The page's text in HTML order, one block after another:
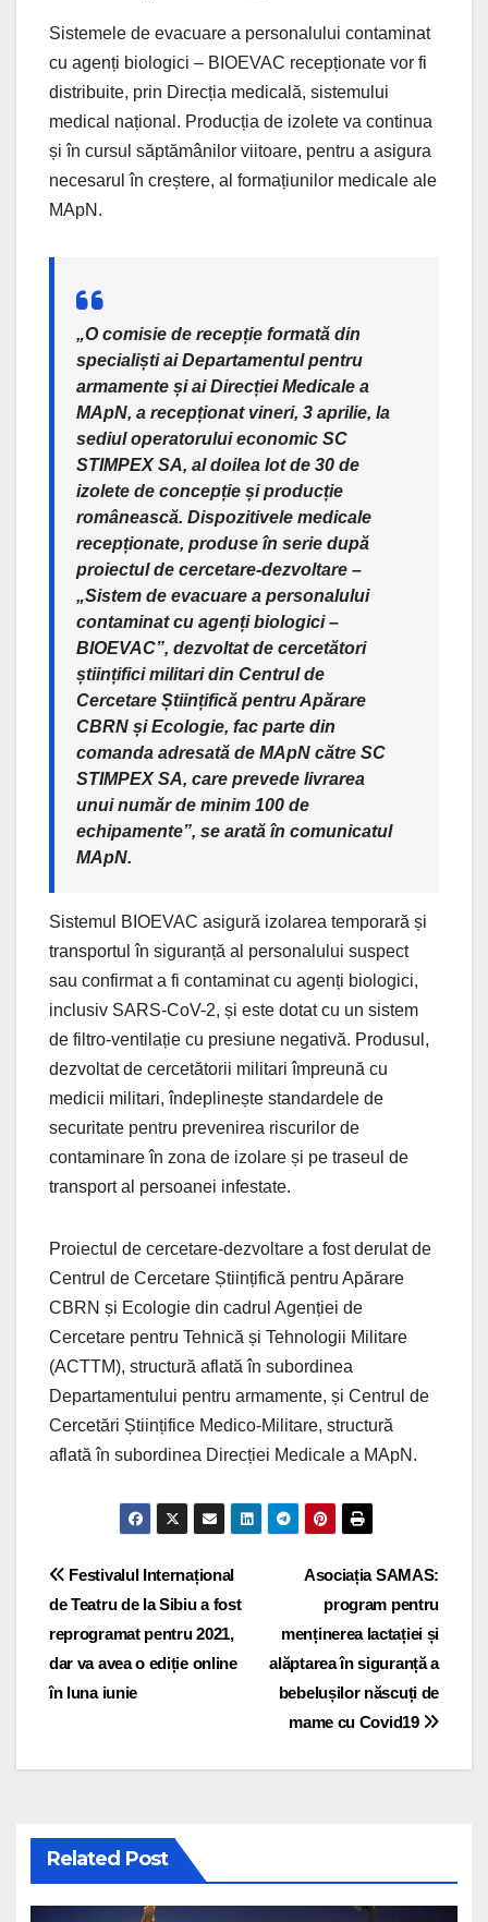
Sistemele de evacuare a personalului contaminat
cu agenți biologici – BIOEVAC recepționate vor fi
distribuite, prin Direcția medicală, sistemului
medical național. Producția de izolete va continua
și în cursul săptămânilor viitoare, pentru a asigura
necesarul în creștere, al formațiunilor medicale ale
MApN.
„O comisie de recepție formată din
specialiști ai Departamentul pentru
armamente și ai Direcției Medicale a
MApN, a recepționat vineri, 3 aprilie, la
sediul operatorului economic SC
STIMPEX SA, al doilea lot de 30 de
izolete de concepție și producție
românească. Dispozitivele medicale
recepționate, produse în serie după
proiectul de cercetare-dezvoltare –
„Sistem de evacuare a personalului
contaminat cu agenți biologici –
BIOEVAC”, dezvoltat de cercetători
științifici militari din Centrul de
Cercetare Științifică pentru Apărare
CBRN și Ecologie, fac parte din
comanda adresată de MApN către SC
STIMPEX SA, care prevede livrarea
unui număr de minim 100 de
echipamente”, se arată în comunicatul
MApN.
Sistemul BIOEVAC asigură izolarea temporară și
transportul în siguranță al personalului suspect
sau confirmat a fi contaminat cu agenți biologici,
inclusiv SARS-CoV-2, și este dotat cu un sistem
de filtro-ventilație cu presiune negativă. Produsul,
dezvoltat de cercetătorii militari împreună cu
medicii militari, îndeplinește standardele de
securitate pentru prevenirea riscurilor de
contaminare în zona de izolare și pe traseul de
transport al persoanei infestate.
Proiectul de cercetare-dezvoltare a fost derulat de
Centrul de Cercetare Științifică pentru Apărare
CBRN și Ecologie din cadrul Agenției de
Cercetare pentru Tehnică și Tehnologii Militare
(ACTTM), structură aflată în subordinea
Departamentului pentru armamente, și Centrul de
Cercetări Științifice Medico-Militare, structură
aflată în subordinea Direcției Medicale a MApN.
Post navigationAsociația SAMAS:
program pentru
menținerea lactației și
alăptarea în siguranță a
bebelușilor născuți de
mame cu Covid19
Festivalul Internațional
de Teatru de la Sibiu a fost
reprogramat pentru 2021,
dar va avea o ediție online
în luna iunie
Related Post